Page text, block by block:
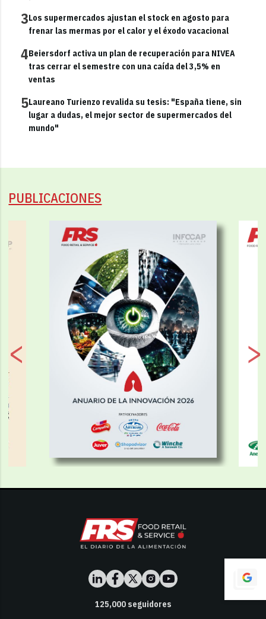
3Los supermercados ajustan el stock en agosto para
frenar las mermas por el calor y el éxodo vacacional
4Beiersdorf activa un plan de recuperación para NIVEA
tras cerrar el semestre con una caída del 3,5% en
ventas
5Laureano Turienzo revalida su tesis: "España tiene, sin
lugar a dudas, el mejor sector de supermercados del
mundo"
PUBLICACIONES
125,000seguidores